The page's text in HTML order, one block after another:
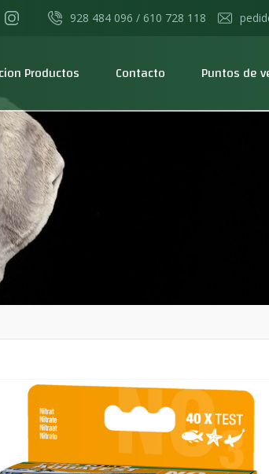
928 484 096 / 610 728 118
Productos Contacto Puntos de